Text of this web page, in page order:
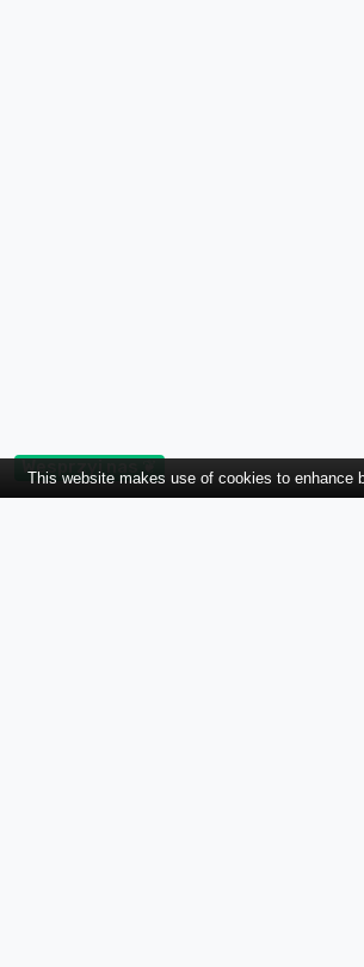
Wesprzyj nas ❦
This website makes use of cookies to enhance